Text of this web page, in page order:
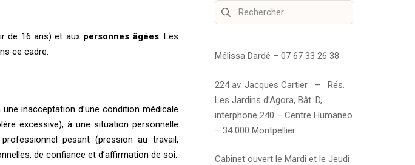
de 16 ans) et aux personnes âgées. Les
ce cadre.
une inacceptation d’une condition médicale
excessive), à une situation personnelle
pesant (pression au travail,
de confiance et d’affirmation de soi.
Rechercher :
Mélissa Dardé – 07 67 33 26 38
224 av. Jacques Cartier – Rés.
Les Jardins d’Agora, Bât. D,
interphone 240 – Centre Humaneo
– 34 000 Montpellier
Cabinet ouvert le Mardi et le Jeudi